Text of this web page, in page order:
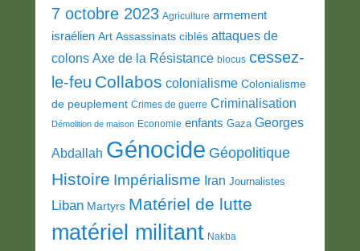
7 octobre 2023 Agriculture armement
israélien Art Assassinats ciblés attaques de
colons Axe de la Résistance blocus cessez-
le-feu Collabos colonialisme Colonialisme
de peuplement Crimes de guerre Criminalisation
Démolition de maison Economie enfants Gaza Georges
Abdallah Génocide Géopolitique
Histoire Impérialisme Iran Journalistes
Liban Martyrs Matériel de lutte
matériel militant Nakba